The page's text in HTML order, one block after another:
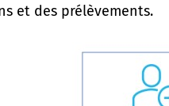
et des prélèvements.